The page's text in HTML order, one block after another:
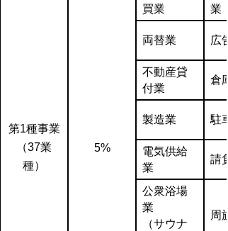
第1種事業
（37業
種）
5%
買業
業
両替業 広
不動産貸
付業
倉
製造業 駐
電気供給
業
請
公衆浴場
業
（サウナ
周